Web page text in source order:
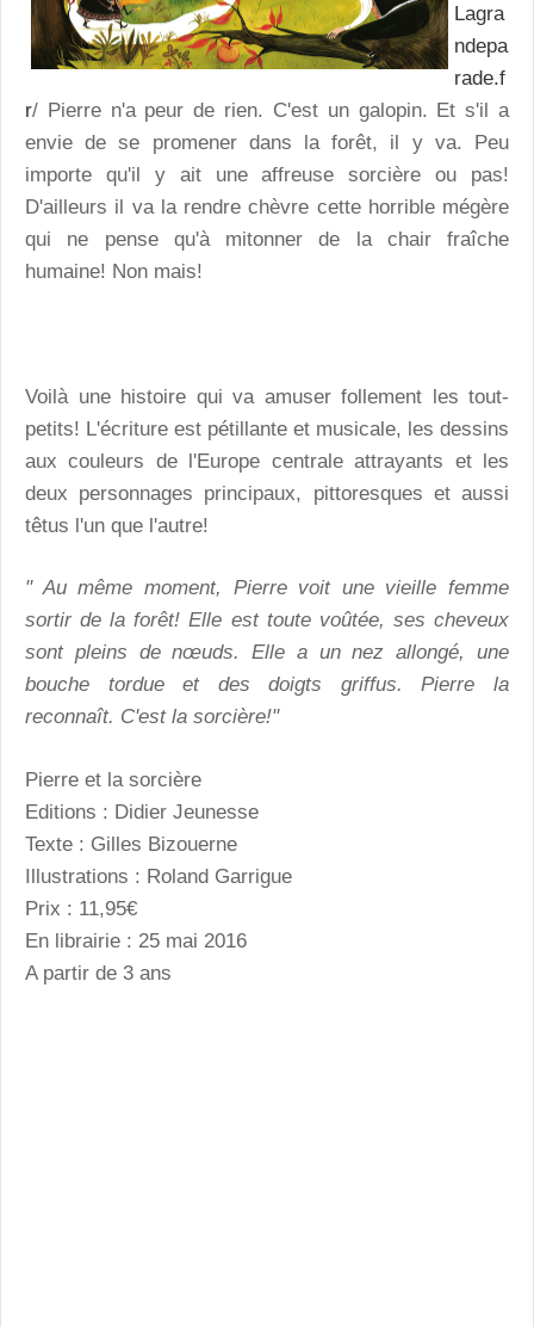
Lagra
ndepa
rade.f
r/ Pierre n'a peur de rien. C'est un galopin. Et s'il a
envie de se promener dans la forêt, il y va. Peu
importe qu'il y ait une affreuse sorcière ou pas!
D'ailleurs il va la rendre chèvre cette horrible mégère
qui ne pense qu'à mitonner de la chair fraîche
humaine! Non mais!
Voilà une histoire qui va amuser follement les tout-
petits! L'écriture est pétillante et musicale, les dessins
aux couleurs de l'Europe centrale attrayants et les
deux personnages principaux, pittoresques et aussi
têtus l'un que l'autre!
" Au même moment, Pierre voit une vieille femme
sortir de la forêt! Elle est toute voûtée, ses cheveux
sont pleins de nœuds. Elle a un nez allongé, une
bouche tordue et des doigts griffus. Pierre la
reconnaît. C'est la sorcière!"
Pierre et la sorcière
Editions : Didier Jeunesse
Texte : Gilles Bizouerne
Illustrations : Roland Garrigue
Prix : 11,95€
En librairie : 25 mai 2016
A partir de 3 ans